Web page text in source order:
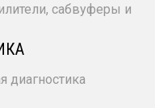
сабвуферы и
диагностика